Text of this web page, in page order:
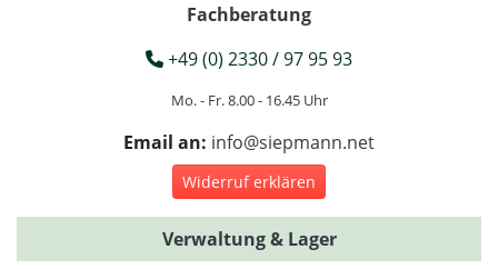
Fachberatung
+49 (0) 2330 / 97 95 93
Mo. - Fr. 8.00 - 16.45 Uhr
Email an: info@siepmann.net
Widerruf erklären
Verwaltung & Lager